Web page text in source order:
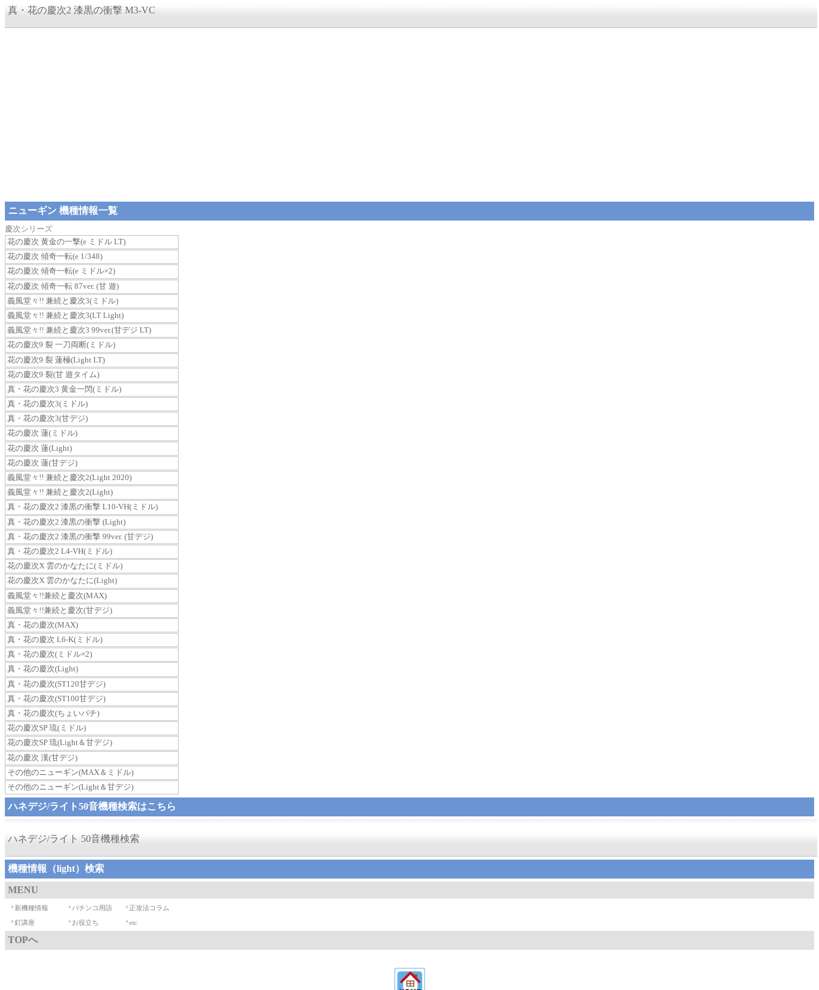
真・花の慶次2 漆黒の衝撃 M3-VC
ニューギン 機種情報一覧
慶次シリーズ
花の慶次 黄金の一撃(e ミドル LT)
花の慶次 傾奇一転(e 1/348)
花の慶次 傾奇一転(e ミドル×2)
花の慶次 傾奇一転 87ver. (甘 遊)
義風堂々!! 兼続と慶次3(ミドル)
義風堂々!! 兼続と慶次3(LT Light)
義風堂々!! 兼続と慶次3 99ver.(甘デジ LT)
花の慶次9 裂 一刀両断(ミドル)
花の慶次9 裂 蓮極(Light LT)
花の慶次9 裂(甘 遊タイム)
真・花の慶次3 黄金一閃(ミドル)
真・花の慶次3(ミドル)
真・花の慶次3(甘デジ)
花の慶次 蓮(ミドル)
花の慶次 蓮(Light)
花の慶次 蓮(甘デジ)
義風堂々!! 兼続と慶次2(Light 2020)
義風堂々!! 兼続と慶次2(Light)
真・花の慶次2 漆黒の衝撃 L10-VH(ミドル)
真・花の慶次2 漆黒の衝撃 (Light)
真・花の慶次2 漆黒の衝撃 99ver. (甘デジ)
真・花の慶次2 L4-VH(ミドル)
花の慶次X 雲のかなたに(ミドル)
花の慶次X 雲のかなたに(Light)
義風堂々!!兼続と慶次(MAX)
義風堂々!!兼続と慶次(甘デジ)
真・花の慶次(MAX)
真・花の慶次 L6-K(ミドル)
真・花の慶次(ミドル×2)
真・花の慶次(Light)
真・花の慶次(ST120甘デジ)
真・花の慶次(ST100甘デジ)
真・花の慶次(ちょいパチ)
花の慶次SP 琉(ミドル)
花の慶次SP 琉(Light＆甘デジ)
花の慶次 漢(甘デジ)
その他のニューギン(MAX＆ミドル)
その他のニューギン(Light＆甘デジ)
ハネデジ/ライト50音機種検索はこちら
ハネデジ/ライト 50音機種検索
機種情報（light）検索
MENU
新機種情報 パチンコ用語
正攻法コラム
釘講座
お役立ち etc
TOPへ